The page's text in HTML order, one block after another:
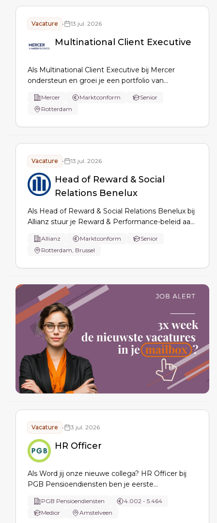
Vacature • 13 jul. 2026
Multinational Client Executive
Als Multinational Client Executive bij Mercer
ondersteun en groei je een portfolio van
je cross- en upsellkansen, en stuur je strategische
klantplannen met multidisciplinaire teams.
Mercer Marktconform
Senior
Rotterdam
Vacature • 13 jul. 2026
Head of Reward & Social
Relations Benelux
Als Head of Reward & Social Relations Benelux bij
Allianz stuur je Reward & Performance-beleid aan,
de sociale dialoog met vakbonden en
ondernemingsraden, inclusief performance cycles,
Allianz Marktconform
Senior
Rotterdam, Brussel
Vacature • 3 jul. 2026
HR Officer
Als Word jij onze nieuwe collega? HR Officer bij
PGB Pensioendiensten ben je eerste
personeelsadministratie in AFAS Profit, verzorg je
on- en offboarding, optimaliseer je Insite
PGB Pensioendiensten
4.002 - 5.464
Medior
Amstelveen